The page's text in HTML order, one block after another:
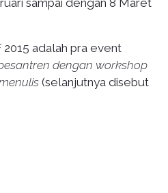
2015 adalah pra event
dengan workshop
(selanjutnya disebut